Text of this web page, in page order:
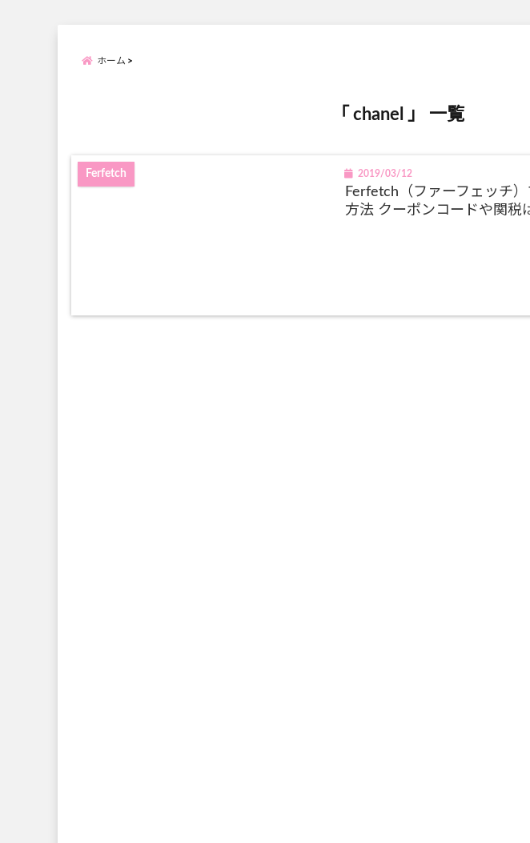
ホーム
「 chanel 」 一覧
Ferfetch 2019/03/12
Ferfetch（ファーフェッチ
方法 クーポンコードや関税